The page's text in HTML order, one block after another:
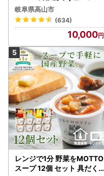
トルト 訳あり DC006-CP
01 FN-Limited-VO
岐阜県高山市
(634)
10,000
レンジで1分 野菜をMOTTO
スープ 12個 セット 具だく